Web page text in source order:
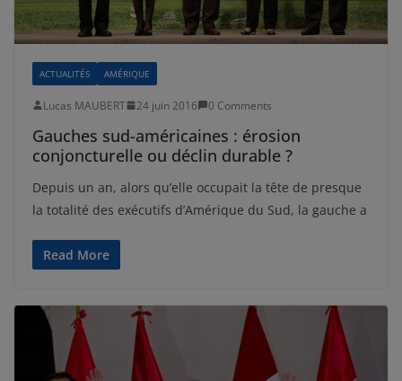
ACTUALITÉS AMÉRIQUE
Lucas MAUBERT 24 juin 2016 0 Comments
Gauches sud-américaines : érosion
conjoncturelle ou déclin durable ?
Depuis un an, alors qu’elle occupait la tête de presque
la totalité des exécutifs d’Amérique du Sud, la gauche a
Read More